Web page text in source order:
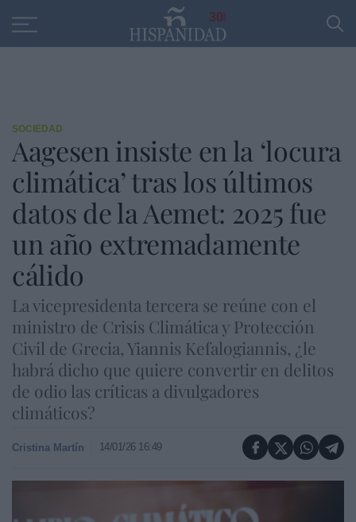
30
SOCIEDAD
Aagesen insiste en la ‘locura
climática’ tras los últimos
datos de la Aemet: 2025 fue
un año extremadamente
cálido
La vicepresidenta tercera se reúne con el
ministro de Crisis Climática y Protección
Civil de Grecia, Yiannis Kefalogiannis, ¿le
habrá dicho que quiere convertir en delitos
de odio las críticas a divulgadores
climáticos?
Cristina Martín 14/01/26 16:49